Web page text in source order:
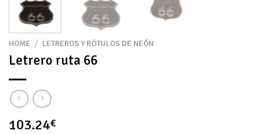
HOME / LETREROS Y RÓTULOS DE NEÓN
Letrero ruta 66
103.24€